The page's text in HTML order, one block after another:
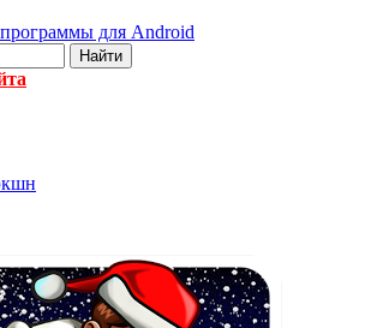
для Android
Найти